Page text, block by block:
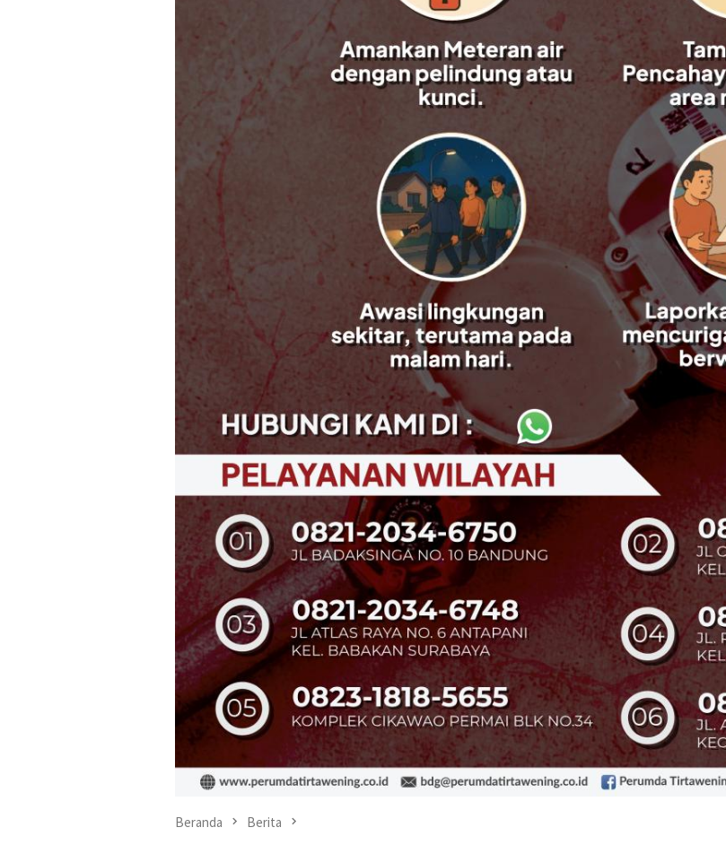
Beranda Berita